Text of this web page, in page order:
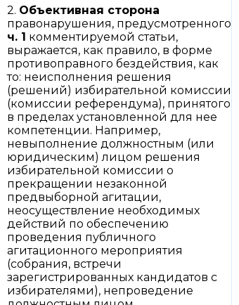
2. Объективная сторона
правонарушения, предусмотренного
ч. 1 комментируемой статьи,
выражается, как правило, в форме
противоправного бездействия, как
то: неисполнения решения
(решений) избирательной комиссии
(комиссии референдума), принятого
в пределах установленной для нее
компетенции. Например,
невыполнение должностным (или
юридическим) лицом решения
избирательной комиссии о
прекращении незаконной
предвыборной агитации,
неосуществление необходимых
действий по обеспечению
проведения публичного
агитационного мероприятия
(собрания, встречи
зарегистрированных кандидатов с
избирателями), непроведение